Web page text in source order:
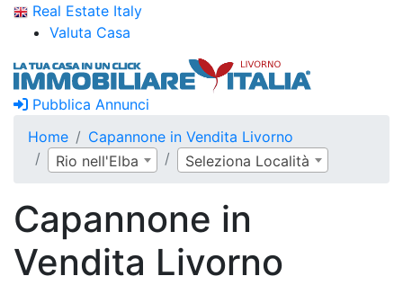
Real Estate Italy
Valuta Casa
Pubblica Annunci
Home
Capannone in Vendita Livorno
Rio nell'Elba
Seleziona Località
Capannone in
Vendita Livorno